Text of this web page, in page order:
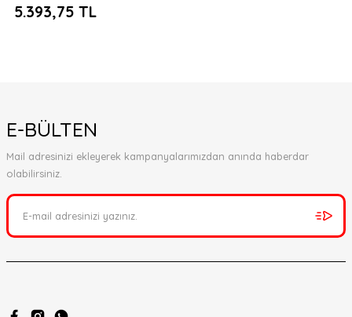
5.393,75 TL
E-BÜLTEN
Mail adresinizi ekleyerek kampanyalarımızdan anında haberdar
olabilirsiniz.